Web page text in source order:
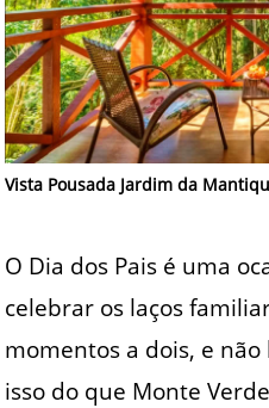
Vista Pousada Jardim da
O Dia dos Pais é uma
celebrar os laços
momentos a dois, e
isso do que Monte